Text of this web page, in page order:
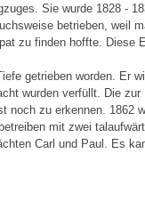
Sie wurde 1828 -
betrieben, weil
zu finden hoffte. Diese
getrieben worden. Er
wurden verfüllt. Die zur
noch zu erkennen. 1862
mit zwei
Carl und Paul. Es